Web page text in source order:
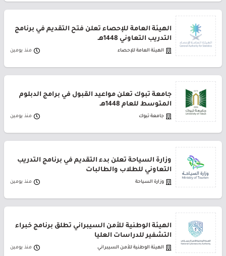
الهيئة العامة للإحصاء تعلن فتح التقديم في برنامج
التدريب التعاوني 1448هـ
الهيئة العامة للإحصاء منذ يومين
جامعة تبوك تعلن مواعيد القبول في برامج الدبلوم
المتوسط للعام 1448هـ
جامعة تبوك منذ يومين
وزارة السياحة تعلن بدء التقديم في برنامج التدريب
التعاوني للطلاب والطالبات
وزارة السياحة منذ يومين
الهيئة الوطنية للأمن السيبراني تطلق برنامج خبراء
التشفير للدراسات العليا
الهيئة الوطنية للأمن السيبراني منذ يومين